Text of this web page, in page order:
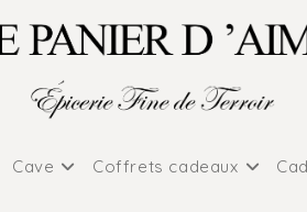
Cave Coffrets cadeaux